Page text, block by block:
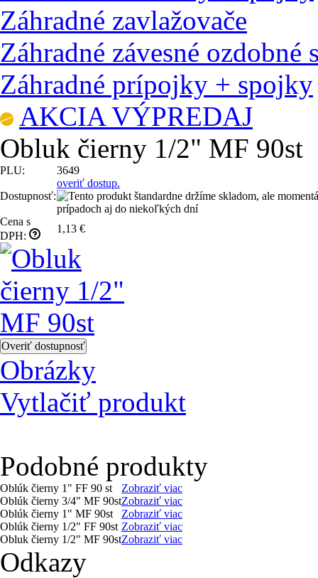
Záhradné zavlažovače
Záhradné závesné ozdobné
Záhradné prípojky + spojky
AKCIA VÝPREDAJ
Obluk čierny 1/2" MF 90st
PLU: 3649
Dostupnosť:
overiť dostup.
Cena s
DPH:
1,13 €
Obrázky
Vytlačiť produkt
Podobné produkty
Oblúk čierny 1" FF 90 st
Zobraziť viac
Oblúk čierny 3/4" MF 90stZobraziť viac
Oblúk čierny 1" MF 90st
Zobraziť viac
Oblúk čierny 1/2" FF 90st Zobraziť viac
Obluk čierny 1/2" MF 90stZobraziť viac
Odkazy